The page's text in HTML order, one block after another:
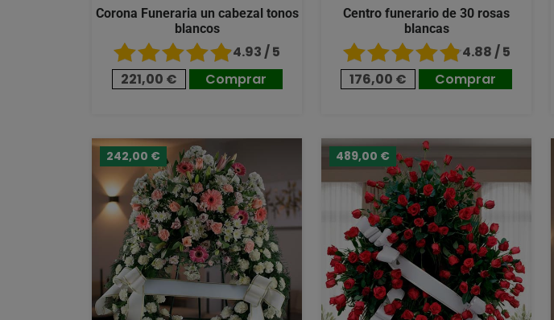
Corona Funeraria un cabezal tonos
blancos
4.93 / 5
221,00 €
Comprar
Centro funerario de 30 rosas
blancas
4.88 / 5
176,00 €
Comprar
242,00 € 489,00 €